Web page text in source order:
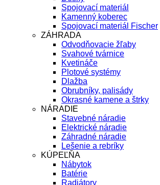
Spojovací materiál
Kamenný koberec
Spojovací materiál Fischer
ZÁHRADA
Odvodňovacie žľaby
Svahové tvárnice
Kvetináče
Plotové systémy
Dlažba
Obrubníky, palisády
Okrasné kamene a štrky
NÁRADIE
Stavebné náradie
Elektrické náradie
Záhradné náradie
Lešenie a rebríky
KÚPEĽŇA
Nábytok
Batérie
Radiátory